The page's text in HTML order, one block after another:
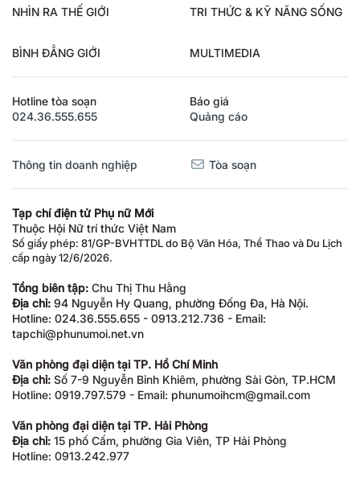
NHÌN RA THẾ GIỚI TRI THỨC & KỸ NĂNG SỐNG
BÌNH ĐẲNG GIỚI MULTIMEDIA
Hotline tòa soạn
024.36.555.655
Báo giá
Quảng cáo
Thông tin doanh nghiệp Tòa soạn
Tạp chí điện tử Phụ nữ Mới
Thuộc Hội Nữ trí thức Việt Nam
Số giấy phép: 81/GP-BVHTTDL do Bộ Văn Hóa, Thể Thao và Du Lịch
cấp ngày 12/6/2026.
Tổng biên tập: Chu Thị Thu Hằng
Địa chỉ: 94 Nguyễn Hy Quang, phường Đống Đa, Hà Nội.
Hotline: 024.36.555.655 - 0913.212.736 - Email:
tapchi@phunumoi.net.vn
Văn phòng đại diện tại TP. Hồ Chí Minh
Địa chỉ: Số 7-9 Nguyễn Bỉnh Khiêm, phường Sài Gòn, TP.HCM
Hotline: 0919.797.579 - Email: phunumoihcm@gmail.com
Văn phòng đại diện tại TP. Hải Phòng
Địa chỉ: 15 phố Cấm, phường Gia Viên, TP Hải Phòng
Hotline: 0913.242.977